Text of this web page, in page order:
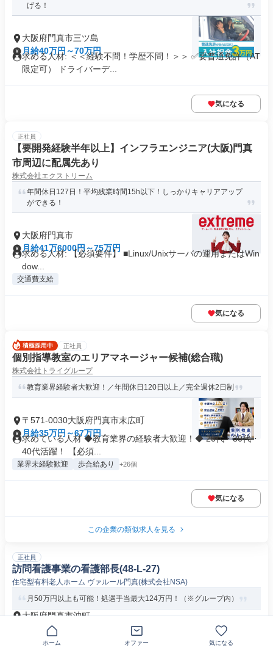
げる！
大阪府門真市三ツ島
月給40万円～70万円
求める人材: ＜＜経験不問！学歴不問！＞＞ ✅要普通免許（AT
限定可） ドライバーデ...
気になる
正社員
【要開発経験半年以上】インフラエンジニア(大阪)門真
市周辺に配属先あり
株式会社エクストリーム
年間休日127日！平均残業時間15h以下！しっかりキャリアアップ
ができる！
大阪府門真市
月給41万6000円～75万円
求める人材: 【必須要件】 ■Linux/Unixサーバの運用またはWin
dow...
交通費支給
気になる
正社員
個別指導教室のエリアマネージャー候補(総合職)
株式会社トライグループ
教育業界経験者大歓迎！／年間休日120日以上／完全週休2日制
〒571-0030大阪府門真市末広町
月給35万円～67万円
求めている人材 ◆教育業界の経験者大歓迎！◆ 20代・30代・
40代活躍！ 【必須...
業界未経験歓迎 歩合給あり +26個
気になる
この企業の類似求人を見る
正社員
訪問看護事業の看護部長(48-L-27)
住宅型有料老人ホーム ヴァルール門真(株式会社NSA)
月50万円以上も可能！処遇手当最大124万円！（※グループ内）
大阪府門真市沖町
月給50万円
求める人材: 【応募条件】 ・看護師 ・訪問看護の経験 【あれ
ば尚可】 ...
ホーム オファー 気になる